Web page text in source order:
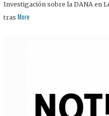
Investigación sobre la DANA en
tras More